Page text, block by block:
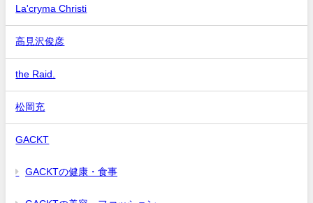
La'cryma Christi
高見沢俊彦
the Raid.
松岡充
GACKT
GACKTの健康・食事